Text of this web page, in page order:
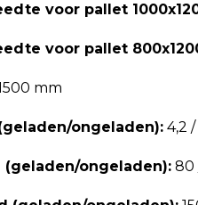
voor pallet
voor pallet
mm
ongeladen): 4,2
(geladen/ongeladen): 80